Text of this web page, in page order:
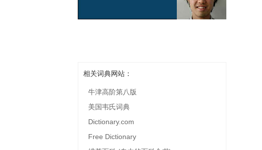
相关词典网站：
牛津高阶第八版
美国韦氏词典
Dictionary.com
Free Dictionary